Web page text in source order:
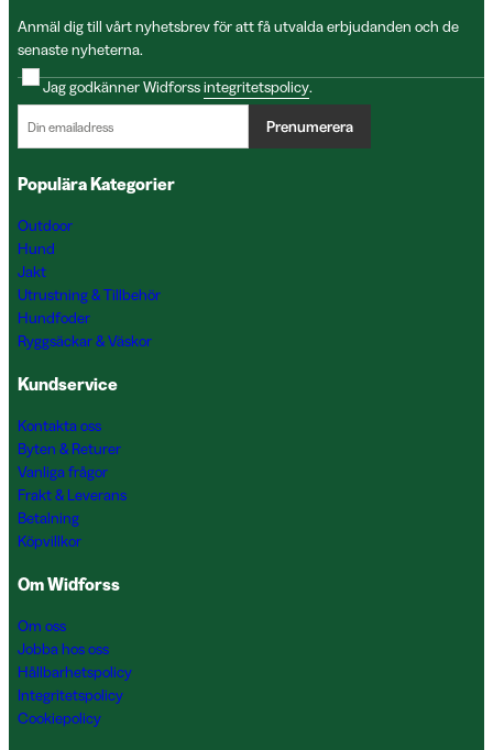
Anmäl dig till vårt nyhetsbrev för att få utvalda erbjudanden och de
senaste nyheterna.
Jag godkänner Widforssintegritetspolicy.
Prenumerera
Populära Kategorier
Outdoor
Hund
Jakt
Utrustning & Tillbehör
Hundfoder
Ryggsäckar & Väskor
Kundservice
Kontakta oss
Byten & Returer
Vanliga frågor
Frakt & Leverans
Betalning
Köpvillkor
Om Widforss
Om oss
Jobba hos oss
Hållbarhetspolicy
Integritetspolicy
Cookiepolicy